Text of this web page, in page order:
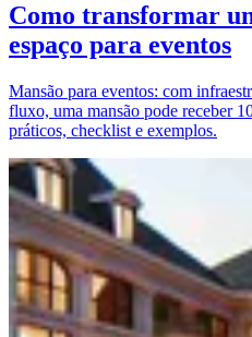
Como transformar
espaço para eventos
Mansão para eventos: com
fluxo, uma mansão pode receber
práticos, checklist e exemplos.